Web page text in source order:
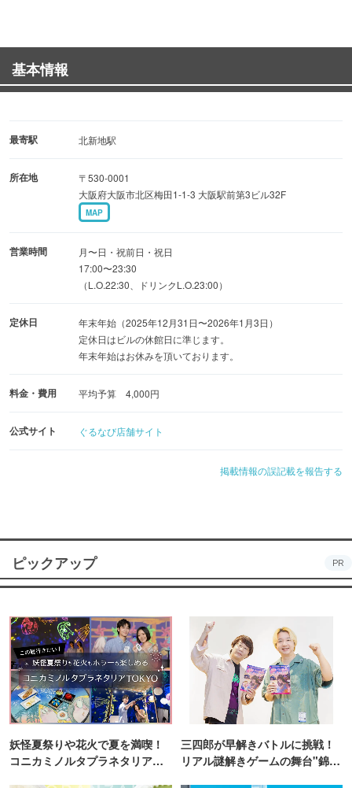
【人気No.1記念日】1ドリンク付◇A5黒毛和牛の低温調理
ステーキ、季節の魚料理など≪Mistralコース≫7,500円
【スタンダード記念日】1ドリンク付◇鴨ロースの低温ロ
中央ソファー席限定!飲み放題付コースもございます
◆お祝いに4大特典
花束の手配、メッセージ入りケーキに変更、フォトフレー
ム付写真プレゼントなどの4大特典をご用意♪
誕生石をモチーフにしたアニバーサリーケーキ&誕生石カ
クテルでサプライズ♪
◆全席夜景確約
個室・オープン席いずれのお席も夜景確約
基本情報
最寄駅 北新地駅
所在地
〒530-0001
大阪府大阪市北区梅田1-1-3 大阪駅前第3ビル32F
MAP
営業時間
月〜日・祝前日・祝日
17:00〜23:30
（L.O.22:30、ドリンクL.O.23:00）
定休日
年末年始（2025年12月31日〜2026年1月3日）
定休日はビルの休館日に準じます。
年末年始はお休みを頂いております。
料金・費用 平均予算 4,000円
公式サイト ぐるなび店舗サイト
掲載情報の誤記載を報告する
ピックアップ PR
妖怪夏祭りや花火で夏を満喫！
コニカミノルタプラネタリア
三四郎が早解きバトルに挑戦！
リアル謎解きゲームの舞台"錦糸